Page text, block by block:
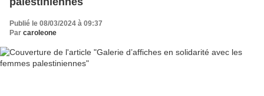
Publié le 08/03/2024 à 09:37
Par caroleone